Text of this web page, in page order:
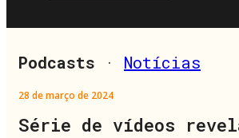
Podcasts · Notícias
28 de março de 2024
Série de vídeos